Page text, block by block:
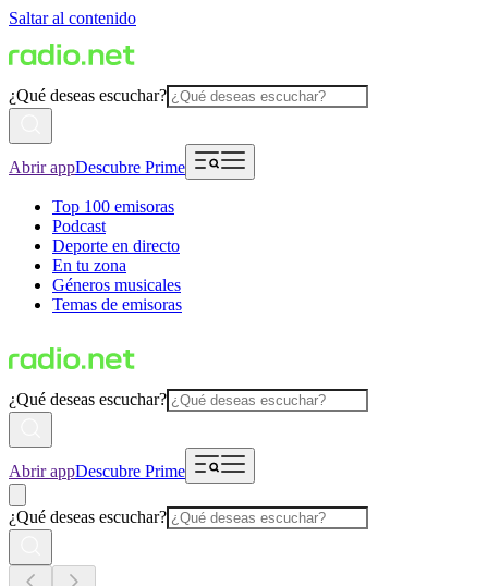
Saltar al contenido
¿Qué deseas escuchar?
Abrir appDescubre Prime
Top 100 emisoras
Podcast
Deporte en directo
En tu zona
Géneros musicales
Temas de emisoras
¿Qué deseas escuchar?
Abrir appDescubre Prime
¿Qué deseas escuchar?